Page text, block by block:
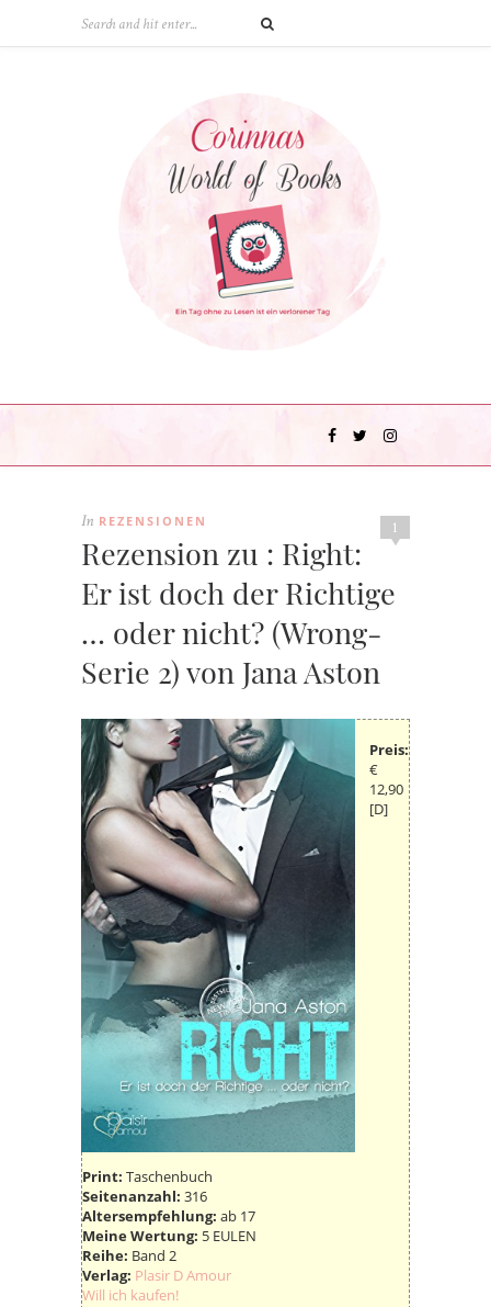
1
In REZENSIONEN
Rezension zu : Right:
Er ist doch der Richtige
… oder nicht? (Wrong-
Serie 2) von Jana Aston
Preis:
€
12,90
[D]
Print: Taschenbuch
Seitenanzahl: 316
Altersempfehlung: ab 17
Meine Wertung: 5 EULEN
Reihe: Band 2
Verlag: Plasir D Amour
Will ich kaufen!